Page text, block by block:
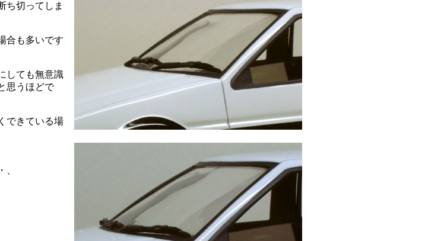
ち切ってしま
合も多いです
しても無意識
思うほどで
できている場
、